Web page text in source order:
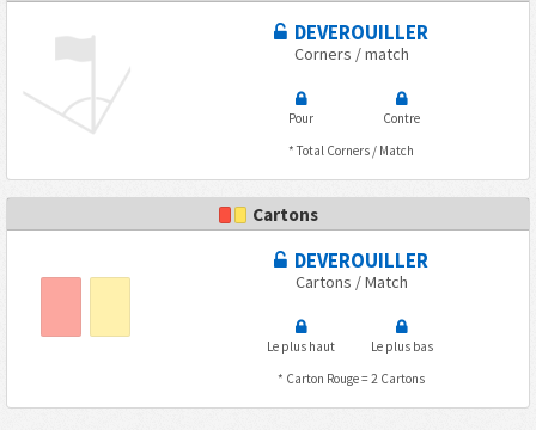
DEVEROUILLER
Corners / match
Pour
Contre
* Total Corners / Match
Cartons
DEVEROUILLER
Cartons / Match
Le plus haut
Le plus bas
* Carton Rouge = 2 Cartons